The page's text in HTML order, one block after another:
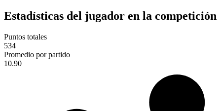
Estadísticas del jugador en la competición
Puntos totales
534
Promedio por partido
10.90